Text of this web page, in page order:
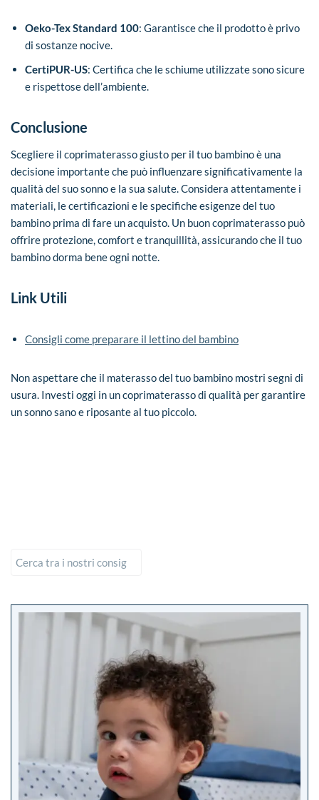
Oeko-Tex Standard 100: Garantisce che il prodotto è privo
di sostanze nocive.
CertiPUR-US: Certifica che le schiume utilizzate sono sicure
e rispettose dell’ambiente.
Conclusione
Scegliere il coprimaterasso giusto per il tuo bambino è una
decisione importante che può influenzare significativamente la
qualità del suo sonno e la sua salute. Considera attentamente i
materiali, le certificazioni e le specifiche esigenze del tuo
bambino prima di fare un acquisto. Un buon coprimaterasso può
offrire protezione, comfort e tranquillità, assicurando che il tuo
bambino dorma bene ogni notte.
Link Utili
Consigli come preparare il lettino del bambino
Non aspettare che il materasso del tuo bambino mostri segni di
usura. Investi oggi in un coprimaterasso di qualità per garantire
un sonno sano e riposante al tuo piccolo.